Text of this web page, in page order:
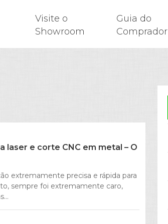
Visite o
Showroom
Guia do
Comprador
laser e corte CNC em metal – O
extremamente precisa e rápida para
sempre foi extremamente caro,